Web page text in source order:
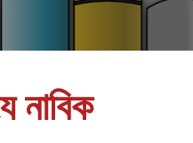
নাবিক